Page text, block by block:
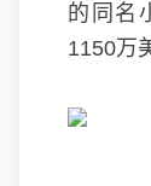
的同名
1150万